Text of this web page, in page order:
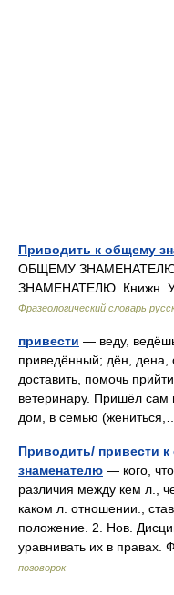
Приводить к общему
ОБЩЕМУ
ЗНАМЕНАТЕЛЮ. Книжн.
Фразеологический словарь
привести — веду,
приведённый; дён, дена,
доставить, помочь
ветеринару. Пришёл сам
дом, в семью
Приводить/ привести
знаменателю — кого,
различия между кем л.,
каком л. отношении.,
положение. 2. Нов.
уравнивать их в
поговорок